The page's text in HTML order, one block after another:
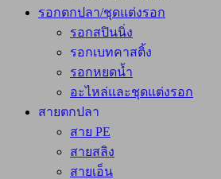
รอกตกปลา/ชุดแต่งรอก
รอกสปินนิ่ง
รอกเบทคาสติ้ง
รอกหยดน้ำ
อะไหล่และชุดแต่งรอก
สายตกปลา
สาย PE
สายสลิง
สายเอ็น